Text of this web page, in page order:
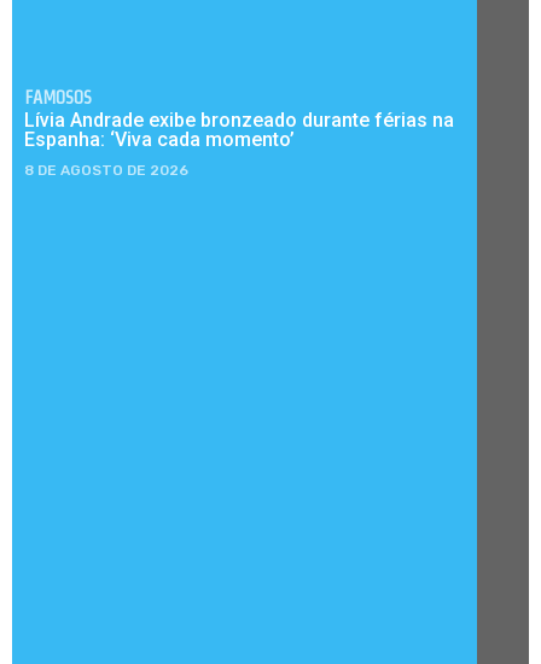
FAMOSOS
Lívia Andrade exibe bronzeado durante férias na
Espanha: ‘Viva cada momento’
8 DE AGOSTO DE 2026